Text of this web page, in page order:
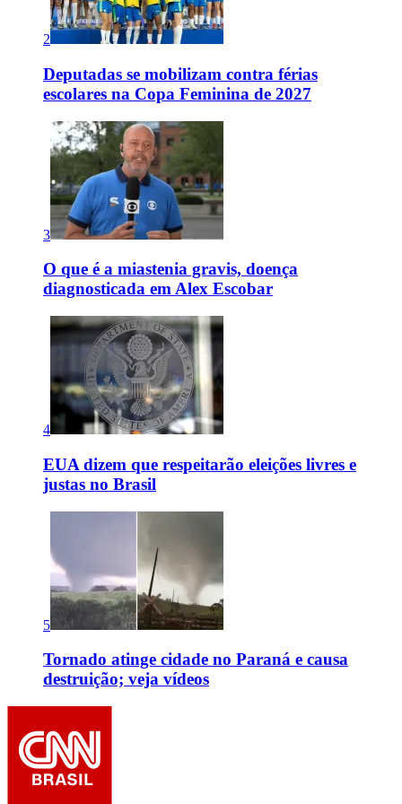
2
Deputadas se mobilizam contra férias
escolares na Copa Feminina de 2027
3
O que é a miastenia gravis, doença
diagnosticada em Alex Escobar
4
EUA dizem que respeitarão eleições livres e
justas no Brasil
5
Tornado atinge cidade no Paraná e causa
destruição; veja vídeos